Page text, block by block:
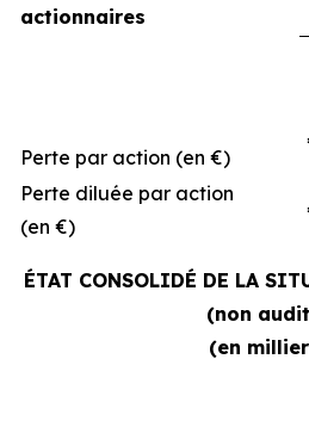
actionnaires
Perte par action (en €)
Perte diluée par action
(en €)
ÉTAT CONSOLIDÉ DE LA
(non
(en